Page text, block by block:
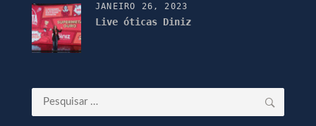
JANEIRO 26, 2023
Live óticas Diniz
Pesquisar
por: